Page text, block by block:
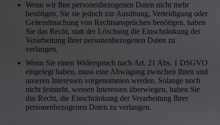
Wenn wir Ihre personenbezogenen Daten nicht mehr
benötigen, Sie sie jedoch zur Ausübung, Verteidigung oder
Geltendmachung von Rechtsansprüchen benötigen, haben
Sie das Recht, statt der Löschung die Einschränkung der
Verarbeitung Ihrer personenbezogenen Daten zu
verlangen.
Wenn Sie einen Widerspruch nach Art. 21 Abs. 1 DSGVO
eingelegt haben, muss eine Abwägung zwischen Ihren und
unseren Interessen vorgenommen werden. Solange noch
nicht feststeht, wessen Interessen überwiegen, haben Sie
das Recht, die Einschränkung der Verarbeitung Ihrer
personenbezogenen Daten zu verlangen.